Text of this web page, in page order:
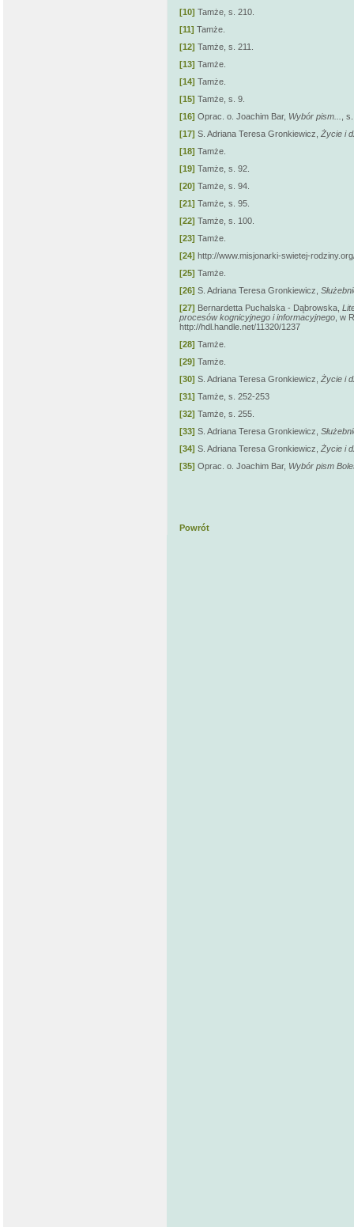
[10] Tamże, s. 210.
[11] Tamże.
[12] Tamże, s. 211.
[13] Tamże.
[14] Tamże.
[15] Tamże, s. 9.
[16] Oprac. o. Joachim Bar, Wybór pism...
,
[17] S. Adriana Teresa Gronkiewicz, Życie i
[18] Tamże.
[19] Tamże, s. 92.
[20] Tamże, s. 94.
[21] Tamże, s. 95.
[22] Tamże, s. 100.
[23] Tamże.
[24] http://www.misjonarki-swietej-
[25] Tamże.
[26] S. Adriana Teresa Gronkiewicz,
[27] Bernardetta Puchalska - Dąbrowska,
procesów kognicyjnego i informacyjnego , w
http://hdl.handle.net/11320/1237
[28] Tamże.
[29] Tamże.
[30] S. Adriana Teresa Gronkiewicz, Życie i
[31] Tamże, s. 252-253
[32] Tamże, s. 255.
[33] S. Adriana Teresa Gronkiewicz,
[34] S. Adriana Teresa Gronkiewicz, Życie i
[35] Oprac. o. Joachim Bar, Wybór pism
Powrót